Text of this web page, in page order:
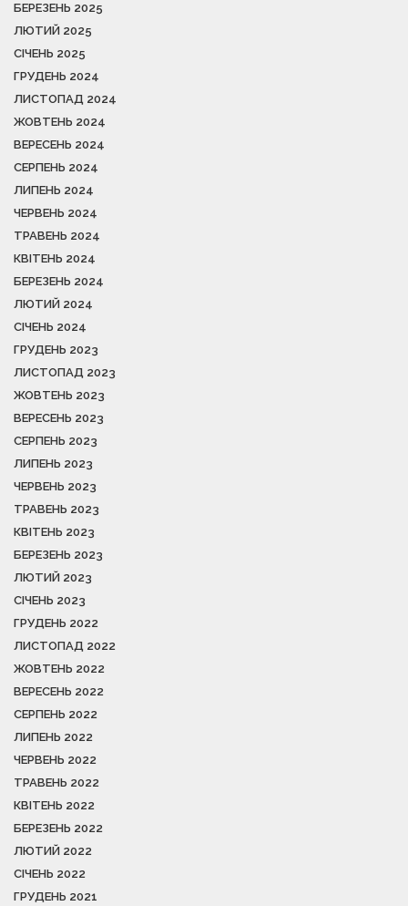
БЕРЕЗЕНЬ 2025
ЛЮТИЙ 2025
СІЧЕНЬ 2025
ГРУДЕНЬ 2024
ЛИСТОПАД 2024
ЖОВТЕНЬ 2024
ВЕРЕСЕНЬ 2024
СЕРПЕНЬ 2024
ЛИПЕНЬ 2024
ЧЕРВЕНЬ 2024
ТРАВЕНЬ 2024
КВІТЕНЬ 2024
БЕРЕЗЕНЬ 2024
ЛЮТИЙ 2024
СІЧЕНЬ 2024
ГРУДЕНЬ 2023
ЛИСТОПАД 2023
ЖОВТЕНЬ 2023
ВЕРЕСЕНЬ 2023
СЕРПЕНЬ 2023
ЛИПЕНЬ 2023
ЧЕРВЕНЬ 2023
ТРАВЕНЬ 2023
КВІТЕНЬ 2023
БЕРЕЗЕНЬ 2023
ЛЮТИЙ 2023
СІЧЕНЬ 2023
ГРУДЕНЬ 2022
ЛИСТОПАД 2022
ЖОВТЕНЬ 2022
ВЕРЕСЕНЬ 2022
СЕРПЕНЬ 2022
ЛИПЕНЬ 2022
ЧЕРВЕНЬ 2022
ТРАВЕНЬ 2022
КВІТЕНЬ 2022
БЕРЕЗЕНЬ 2022
ЛЮТИЙ 2022
СІЧЕНЬ 2022
ГРУДЕНЬ 2021